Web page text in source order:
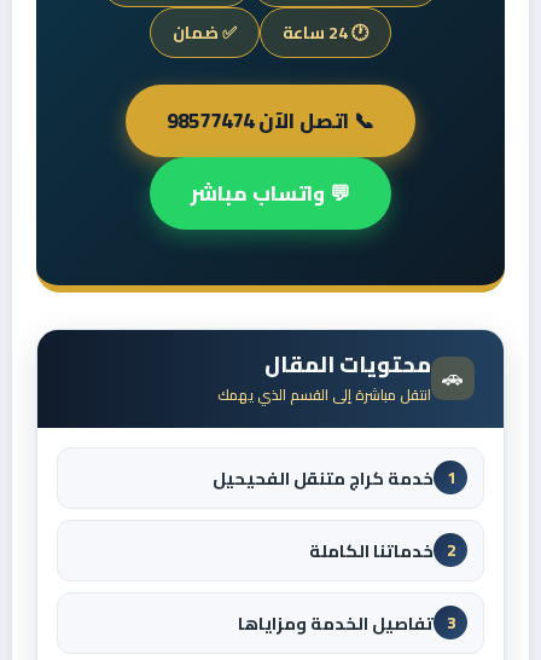
🕐 24 ساعة
✅ ضمان
📞 اتصل الآن 98577474
💬 واتساب مباشر
🚗 محتويات المقال
انتقل مباشرة إلى القسم الذي يهمك
1 خدمة كراج متنقل الفحيحيل
2 خدماتنا الكاملة
3 تفاصيل الخدمة ومزاياها